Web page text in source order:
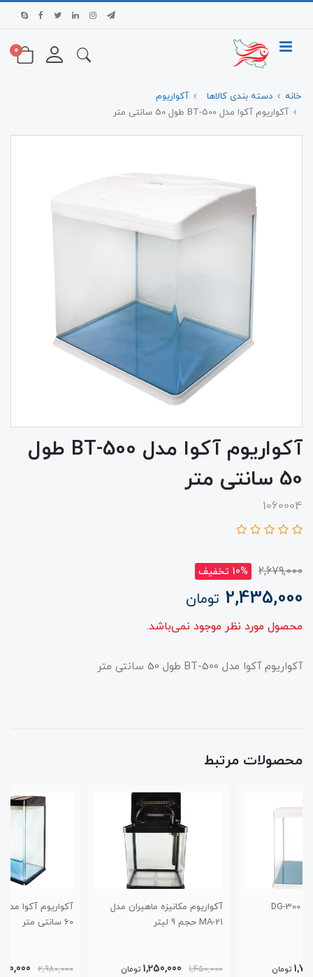
0
خانه دسته بندی کالاها
آکواریوم
آکواریوم آکوا مدل BT-500 طول 50 سانتی متر
آکواریوم آکوا مدل BT-500 طول
50 سانتی متر
1060004
2,679,000 10% تخفیف
2,435,000 تومان
محصول مورد نظر موجود نمی‌باشد.
آکواریوم آکوا مدل BT-500 طول 50 سانتی متر
محصولات مرتبط
آکواریوم مکانیزه ماهیران مدل
1,450,000
1,250,000 تومان
آکواریوم آکوا مدل BT-600H طول
2,980,000
2,880,000 تومان